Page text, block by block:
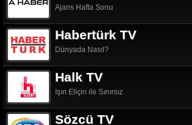
Ajans Hafta Sonu
Habertürk TV
Dünyada Nasıl?
Halk TV
Işın Eliçin ile Sınırsız
Sözcü TV